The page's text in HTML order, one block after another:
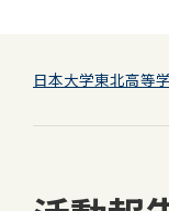
日本大学東北高等